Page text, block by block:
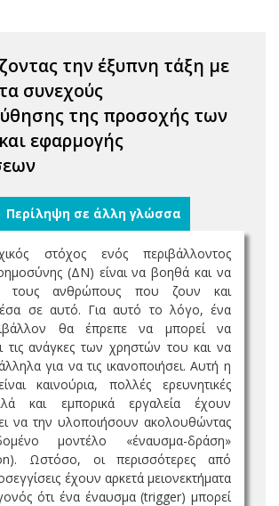
την έξυπνη τάξη με
συνεχούς
της προσοχής των
εφαρμογής
Περίληψη σε άλλη γλώσσα
στόχος ενός περιβάλλοντος
(ΔΝ) είναι να βοηθά και να
τους ανθρώπους που ζουν και
σε αυτό. Για αυτό το λόγο, ένα
θα έπρεπε να μπορεί να
τις ανάγκες των χρηστών του και να
για να τις ικανοποιήσει. Αυτή η
καινούρια, πολλές ερευνητικές
και εμπορικά εργαλεία έχουν
να την υλοποιήσουν ακολουθώντας
μοντέλο «έναυσμα-δράση»
Ωστόσο, οι περισσότερες από
έχουν αρκετά μειονεκτήματα
ότι ένα έναυσμα (trigger) μπορεί